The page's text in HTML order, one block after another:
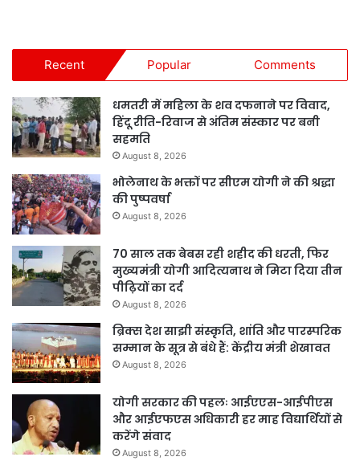
Recent Popular Comments
धमतरी में महिला के शव दफनाने पर विवाद,
हिंदू रीति-रिवाज से अंतिम संस्कार पर बनी
सहमति
August 8, 2026
भोलेनाथ के भक्तों पर सीएम योगी ने की श्रद्धा
की पुष्पवर्षा
August 8, 2026
70 साल तक बेबस रही शहीद की धरती, फिर
मुख्यमंत्री योगी आदित्यनाथ ने मिटा दिया तीन
पीढ़ियों का दर्द
August 8, 2026
ब्रिक्स देश साझी संस्कृति, शांति और पारस्परिक
सम्मान के सूत्र से बंधे हैं: केंद्रीय मंत्री शेखावत
August 8, 2026
योगी सरकार की पहलः आईएएस-आईपीएस
और आईएफएस अधिकारी हर माह विद्यार्थियों से
करेंगे संवाद
August 8, 2026